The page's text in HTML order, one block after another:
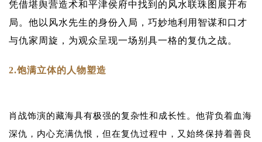
凭借堪舆营造术和平津侯府中找到的风水联珠图展开布
局。他以风水先生的身份入局，巧妙地利用智谋和口才
与仇家周旋，为观众呈现一场别具一格的复仇之战。
2.饱满立体的人物塑造
肖战饰演的藏海具有极强的复杂性和成长性。他背负着血海
深仇，内心充满仇恨，但在复仇过程中，又始终保持着善良